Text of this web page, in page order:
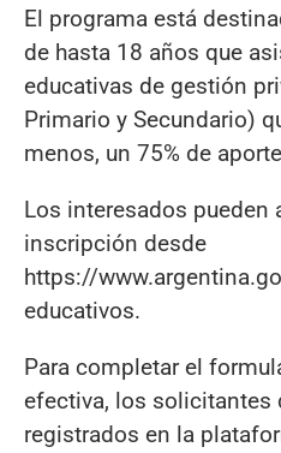
El programa está
de hasta 18 años que
educativas de gestión
Primario y Secundario)
menos, un 75% de
Los interesados pueden
inscripción desde
https://
educativos.
Para completar el
efectiva, los solicitantes
registrados en la